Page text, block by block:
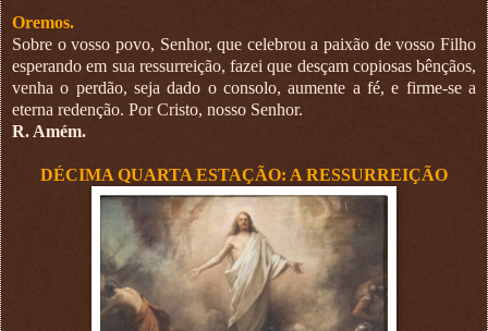
Oremos.
Sobre o vosso povo, Senhor, que celebrou a paixão de vosso Filho
esperando em sua ressurreição, fazei que desçam copiosas bênçãos,
venha o perdão, seja dado o consolo, aumente a fé, e firme-se a
eterna redenção. Por Cristo, nosso Senhor.
R. Amém.
DÉCIMA QUARTA ESTAÇÃO: A RESSURREIÇÃO